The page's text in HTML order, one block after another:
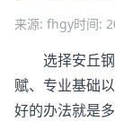
来源: fhgy时间:
选择安丘钢
赋、专业基础
好的办法就是